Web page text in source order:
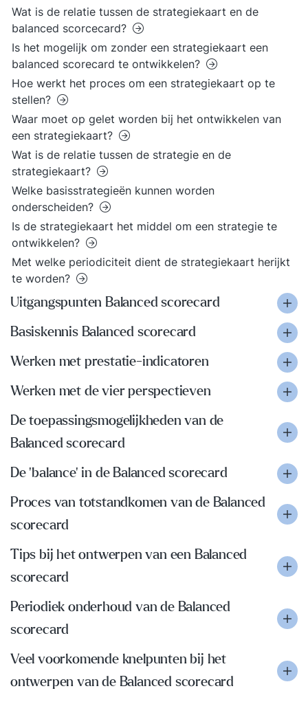
Wat is de relatie tussen de strategiekaart en de
balanced scorcecard?
Is het mogelijk om zonder een strategiekaart een
balanced scorecard te ontwikkelen?
Hoe werkt het proces om een strategiekaart op te
stellen?
Waar moet op gelet worden bij het ontwikkelen van
een strategiekaart?
Wat is de relatie tussen de strategie en de
strategiekaart?
Welke basisstrategieën kunnen worden
onderscheiden?
Is de strategiekaart het middel om een strategie te
ontwikkelen?
Met welke periodiciteit dient de strategiekaart herijkt
te worden?
Uitgangspunten Balanced scorecard
Basiskennis Balanced scorecard
Werken met prestatie-indicatoren
Werken met de vier perspectieven
De toepassingsmogelijkheden van de
Balanced scorecard
De 'balance' in de Balanced scorecard
Proces van totstandkomen van de Balanced
scorecard
Tips bij het ontwerpen van een Balanced
scorecard
Periodiek onderhoud van de Balanced
scorecard
Veel voorkomende knelpunten bij het
ontwerpen van de Balanced scorecard